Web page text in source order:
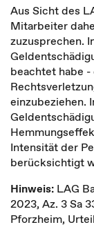
Aus Sicht des
Mitarbeiter
zuzusprechen.
beachtet habe -
einzubeziehen.
Intensität der
berücksichtigt
Hinweis: LAG
2023, Az. 3 Sa
Pforzheim,